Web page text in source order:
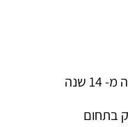
שנה
בתחום